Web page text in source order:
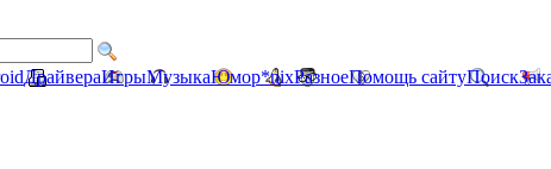
ДрайвераИгрыМузыкаЮмор*nixРазноеПомощь сайтуПоиск